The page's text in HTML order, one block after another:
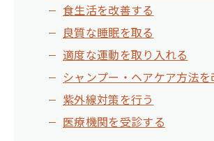
食生活を改善する
良質な睡眠を取る
適度な運動を取り入れる
シャンプー・ヘアケア方法を
紫外線対策を行う
医療機関を受診する